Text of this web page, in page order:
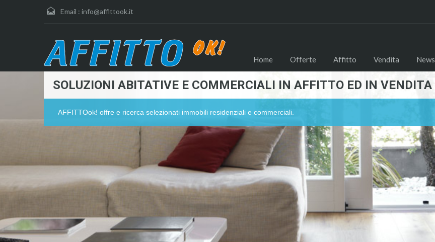
Email : info@affittook.it
Home Offerte Affitto Vendita News
SOLUZIONI ABITATIVE E COMMERCIALI IN AFFITTO ED IN VENDITA
AFFITTOok! offre e ricerca selezionati immobili residenziali e commerciali.